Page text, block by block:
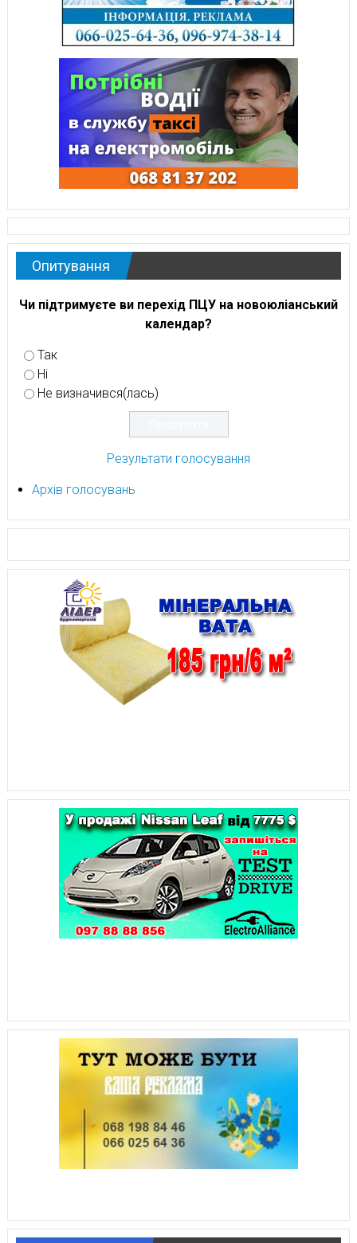
Опитування
Чи підтримуєте ви перехід ПЦУ на новоюліанський
календар?
Так
Ні
Не визначився(лась)
Результати голосування
Архів голосувань